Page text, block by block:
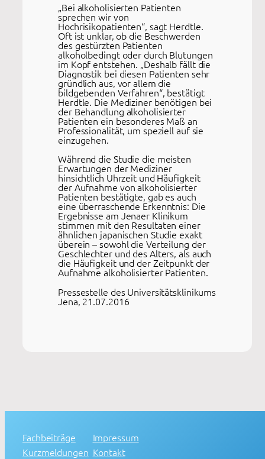
„Bei alkoholisierten Patienten
sprechen wir von
Hochrisikopatienten“, sagt Herdtle.
Oft ist unklar, ob die Beschwerden
des gestürzten Patienten
alkoholbedingt oder durch Blutungen
im Kopf entstehen. „Deshalb fällt die
Diagnostik bei diesen Patienten sehr
gründlich aus, vor allem die
bildgebenden Verfahren“, bestätigt
Herdtle. Die Mediziner benötigen bei
der Behandlung alkoholisierter
Patienten ein besonderes Maß an
Professionalität, um speziell auf sie
einzugehen.
Während die Studie die meisten
Erwartungen der Mediziner
hinsichtlich Uhrzeit und Häufigkeit
der Aufnahme von alkoholisierter
Patienten bestätigte, gab es auch
eine überraschende Erkenntnis: Die
Ergebnisse am Jenaer Klinikum
stimmen mit den Resultaten einer
ähnlichen japanischen Studie exakt
überein – sowohl die Verteilung der
Geschlechter und des Alters, als auch
die Häufigkeit und der Zeitpunkt der
Aufnahme alkoholisierter Patienten.
Pressestelle des Universitätsklinikums
Jena, 21.07.2016
Fachbeiträge
Kurzmeldungen
Impressum
Kontakt